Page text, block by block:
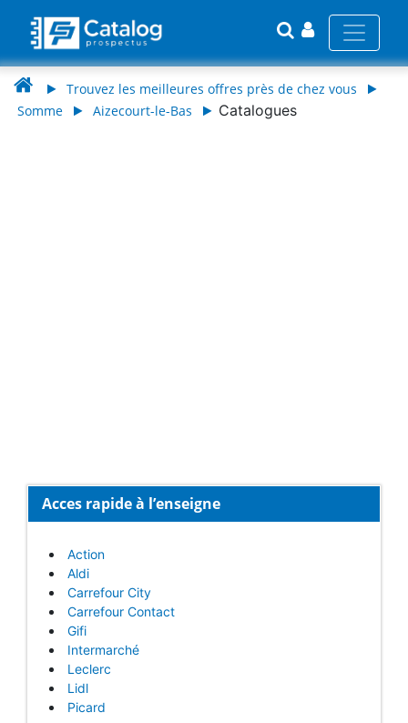
Trouvez les meilleures offres près de chez vous
Somme
Aizecourt-le-Bas Catalogues
Acces rapide à l’enseigne
Action
Aldi
Carrefour City
Carrefour Contact
Gifi
Intermarché
Leclerc
Lidl
Picard